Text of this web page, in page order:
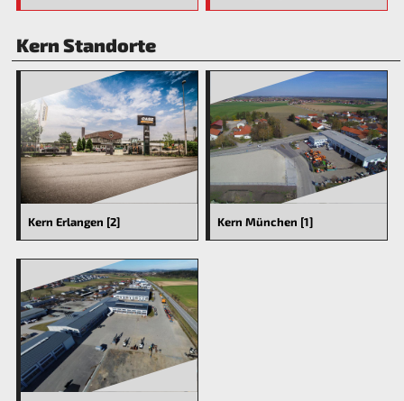
Kern Standorte
Kern Erlangen [2] Kern München [1]